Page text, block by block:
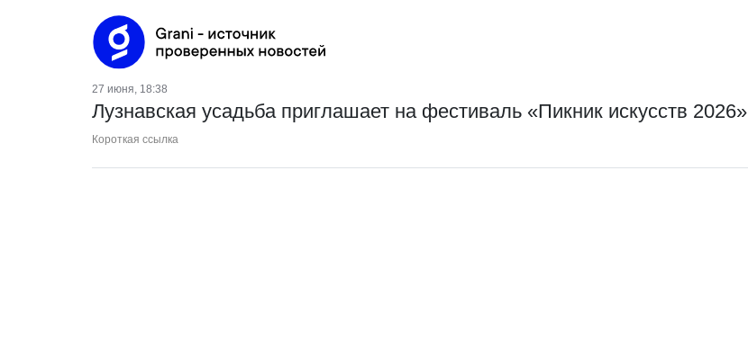
27 июня, 18:38
Лузнавская усадьба приглашает на фестиваль «Пикник искусств 2026»
Короткая ссылка